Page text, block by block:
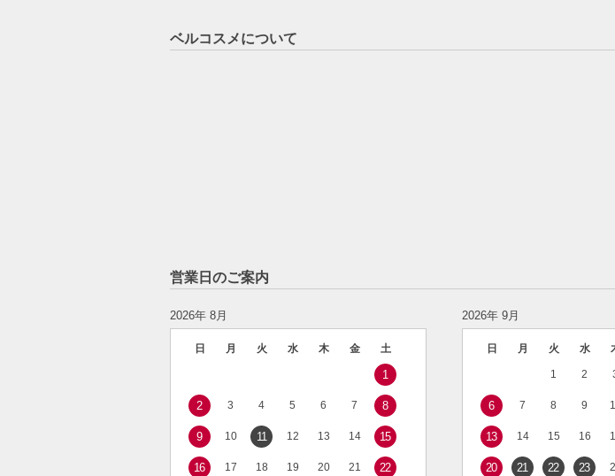
ベルコスメについて
営業日のご案内
2026年 8月
日 月 火 水 木 金 土
1
2 3 4 5 6 7 8
9 10 11 12 13 14 15
16 17 18 19 20 21 22
2026年 9月
日 月 火 水
1 2
6 7 8 9
13 14 15 16
20 21 22 23